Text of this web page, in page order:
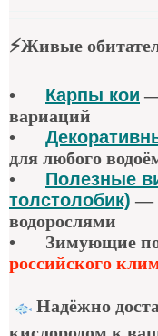
⚡Живые
• Карпы кои
вариаций
•
для любого
•
Полезные
толстолобик) —
водорослями
•
Зимующие
российского
Надёжно